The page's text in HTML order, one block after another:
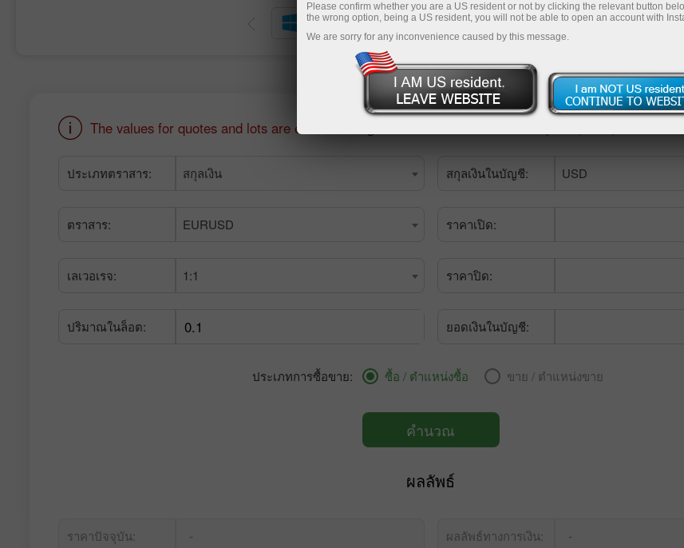
การฝากเงิน ก
The values for quotes and lots are entered using a decimal comma. For example: 1,0938, not 1.0938.
ประเภทตราสาร: สกุลเงิน สกุลเงินในบัญชี: USD
ตราสาร: EURUSD ราคาเปิด:
เลเวอเรจ: 1:1 ราคาปิด:
ปริมาณในล็อต: ยอดเงินในบัญชี:
ประเภทการซื้อขาย: ซื้อ / ตำแหน่งซื้อ ขาย / ตำแหน่งขาย
คำนวณ
ผลลัพธ์
ราคาปัจจุบัน: - ผลลัพธ์ทางการเงิน: -
Please confirm whether you are a US resident or not by clicking the relevant button
the wrong option, being a US resident, you will not be able to open an account with
We are sorry for any inconvenience caused by this message.